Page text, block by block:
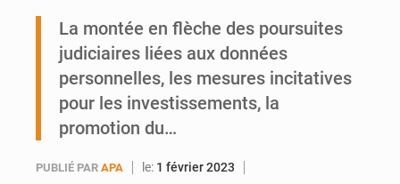
AfroBasket U18 : Le Mali défend sa double couronne à Abidjan
La montée en flèche des poursuites
judiciaires liées aux données
personnelles, les mesures incitatives
pour les investissements, la
promotion du…
PUBLIÉ PAR APA le: 1 février 2023